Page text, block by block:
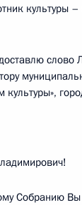
культуры
слово
Собранию Вы